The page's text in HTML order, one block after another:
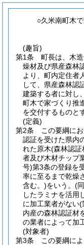
○久米南町木
(趣旨)
第1条
町長は、木
燥材及び県産森林
より、町内定住者
して、県産森林認
建築する者に対し
町木で家づくり推
を交付するものと
(定義)
第2条
この要綱に
認証を受けた県内
れた原木(森林認証
者及び木材チップ
号)第3条の登録を
率に至るまで乾燥
含む。)をいう。 (
したラミナを活用
に加工業者がない(
内産の森林認証材
の業者によって加
(対象者)
第3条
この要綱に